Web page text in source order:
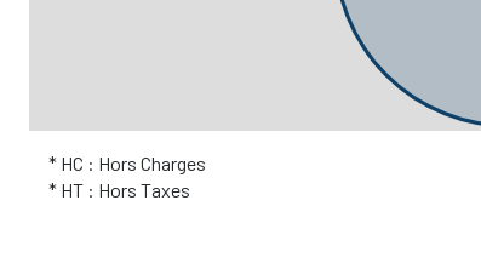
* HC : Hors Charges
* HT : Hors Taxes